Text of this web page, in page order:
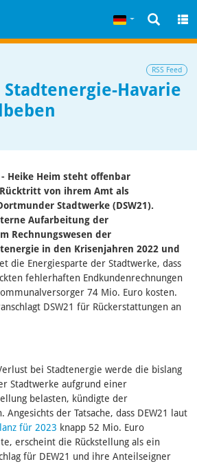
Zum Cookiehinweis Deutsch
RSS Feed
Stadtenergie-Havarie
Heike Heim steht offenbar
von ihrem Amt als
Stadtwerke (DSW21).
Aufarbeitung der
Rechnungswesen der
in den Krisenjahren 2022 und
die Energiesparte der Stadtwerke, dass
fehlerhaften Endkundenrechnungen
74 Mio. Euro kosten.
DSW21 für Rückerstattungen an
bei Stadtenergie werde die bislang
Stadtwerke aufgrund einer
belasten, kündigte der
der Tatsache, dass DEW21 laut
für 2023 knapp 52 Mio. Euro
erscheint die Rückstellung als ein
für DEW21 und ihre Anteilseigner